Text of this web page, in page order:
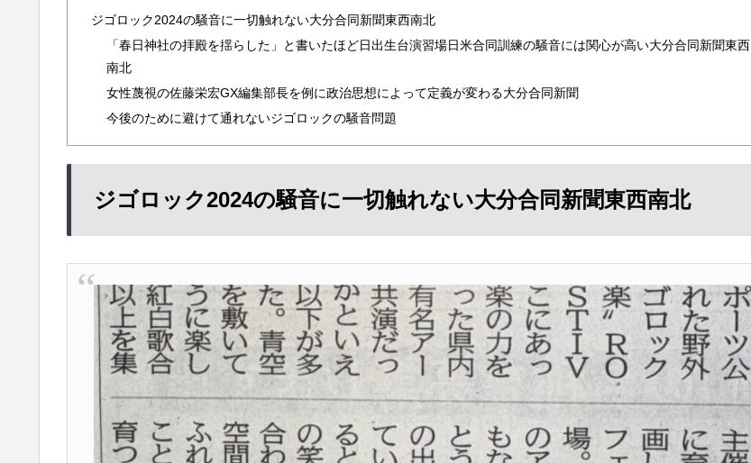
ジゴロック2024の騒音に一切触れない大分合同新聞東西南北
「春日神社の拝殿を揺らした」と書いたほど日出生台演習場日米合同訓練の騒音には関心が高い大分合同新聞東西
南北
女性蔑視の佐藤栄宏GX編集部長を例に政治思想によって定義が変わる大分合同新聞
今後のために避けて通れないジゴロックの騒音問題
ジゴロック2024の騒音に一切触れない大分合同新聞東西南北